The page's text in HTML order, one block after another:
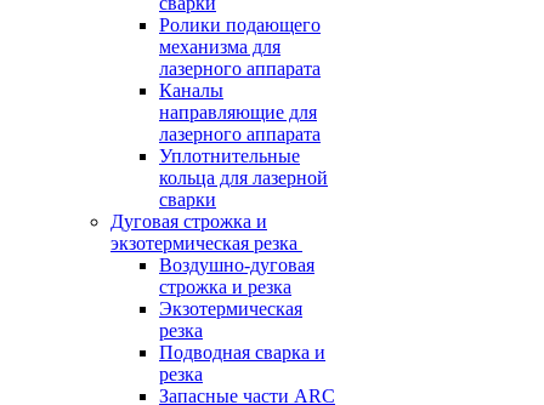
Ролики подающего
механизма для
лазерного аппарата
Каналы
направляющие для
лазерного аппарата
Уплотнительные
кольца для лазерной
сварки
Дуговая строжка и
экзотермическая резка
Воздушно-дуговая
строжка и резка
Экзотермическая
резка
Подводная сварка и
резка
Запасные части ARC